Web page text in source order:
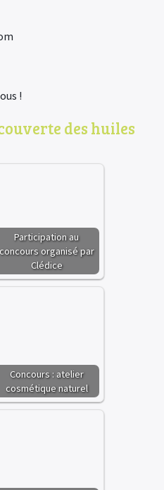
!
des huiles
Participation au
concours organisé par
Clédice
Concours : atelier
cosmétique naturel